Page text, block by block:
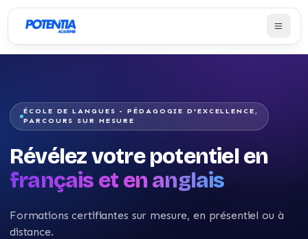
ÉCOLE DE LANGUES - PÉDAGOGIE D'EXCELLENCE,
PARCOURS SUR MESURE
Révélez votre potentiel en
français et en anglais
Formations certifiantes sur mesure, en présentiel ou à
distance.